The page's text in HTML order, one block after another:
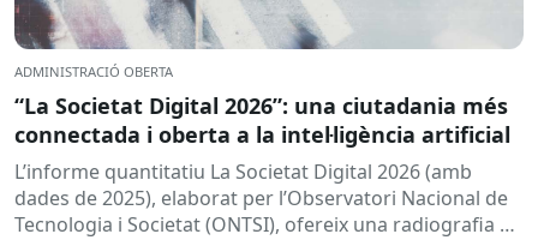
ADMINISTRACIÓ OBERTA
“La Societat Digital 2026”: una ciutadania més
connectada i oberta a la intel·ligència artificial
L’informe quantitatiu La Societat Digital 2026 (amb
dades de 2025), elaborat per l’Observatori Nacional de
Tecnologia i Societat (ONTSI), ofereix una radiografia de